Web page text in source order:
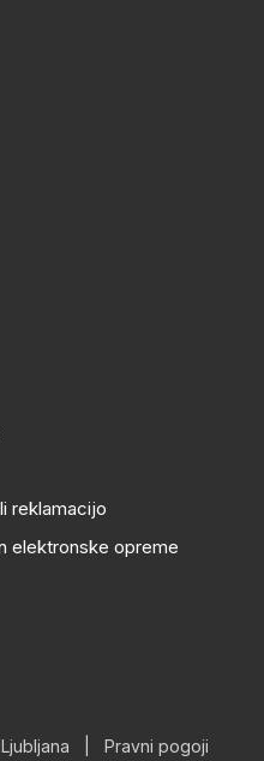
reklamacijo
elektronske opreme
Pravni pogoji